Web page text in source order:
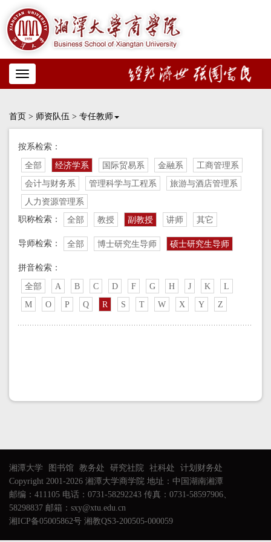
Toggle
navigation
首页 > 师资队伍 > 专任教师
按系检索：
全部 经济学系 国际贸易系 金融系
工商管理系
会计与财务系
管理科学与工程系
旅游与酒店管理系
人力资源管理系
职称检索：
全部 教授 副教授 讲师 其它
导师检索： 全部 博士研究生导师 硕士研究生导师
拼音检索：
全部 A B C D F G H J K
L
M
O P Q R S T W X Y Z
湘潭大学 图书馆 教务处 研究社院 社科处
计划财务处
Copyright 2001-2026 湘潭大学商学院 地址：中国湖南湘潭
邮编：411105 电话：0731-58292243 传真：0731-58597906、
58298837 邮箱：sxy@xtu.edu.cn
湘ICP备05005862号 湘教QS3-200505-000059